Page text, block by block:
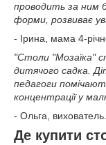
проводить за ним
форми, розвиває
- Ірина, мама 4-
"Столи "Мозаїка"
дитячого садка.
педагоги
концентрації у
- Ольга, вихователь.
Де купити